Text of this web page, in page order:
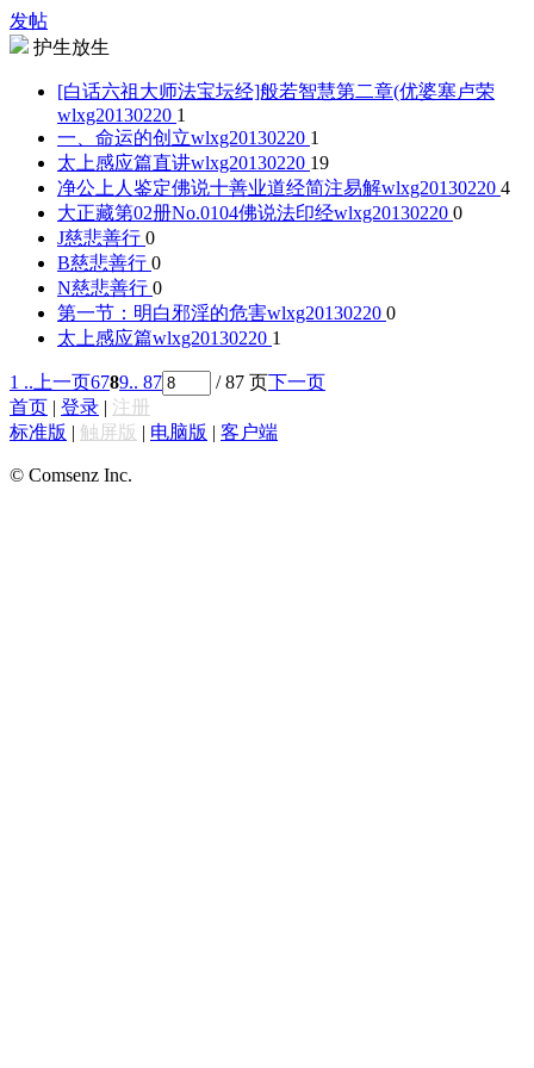
发帖
护生放生
[白话六祖大师法宝坛经]般若智慧第二章(优婆塞卢荣
wlxg20130220 1
一、命运的创立wlxg20130220 1
太上感应篇直讲wlxg20130220 19
净公上人鉴定佛说十善业道经简注易解wlxg20130220 4
大正藏第02册No.0104佛说法印经wlxg20130220 0
J慈悲善行 0
B慈悲善行 0
N慈悲善行 0
第一节：明白邪淫的危害wlxg20130220 0
太上感应篇wlxg20130220 1
1 .. 上一页6789.. 87 / 87 页下一页
首页 | 登录 | 注册
标准版 | 触屏版 | 电脑版 | 客户端
© Comsenz Inc.